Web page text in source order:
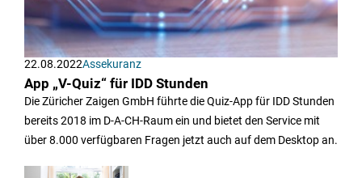
22.08.2022Assekuranz
App „V-Quiz“ für IDD Stunden
Die Züricher Zaigen GmbH führte die Quiz-App für IDD Stunden
bereits 2018 im D-A-CH-Raum ein und bietet den Service mit
über 8.000 verfügbaren Fragen jetzt auch auf dem Desktop an.